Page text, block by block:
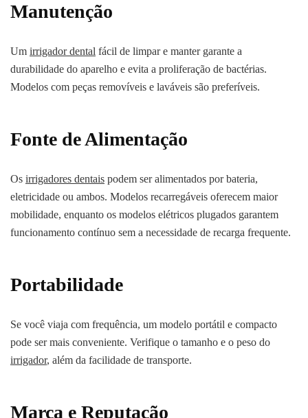
Manutenção
Um irrigador dental fácil de limpar e manter garante a
durabilidade do aparelho e evita a proliferação de bactérias.
Modelos com peças removíveis e laváveis são preferíveis.
Fonte de Alimentação
Os irrigadores dentais podem ser alimentados por bateria,
eletricidade ou ambos. Modelos recarregáveis oferecem maior
mobilidade, enquanto os modelos elétricos plugados garantem
funcionamento contínuo sem a necessidade de recarga frequente.
Portabilidade
Se você viaja com frequência, um modelo portátil e compacto
pode ser mais conveniente. Verifique o tamanho e o peso do
irrigador, além da facilidade de transporte.
Marca e Reputação